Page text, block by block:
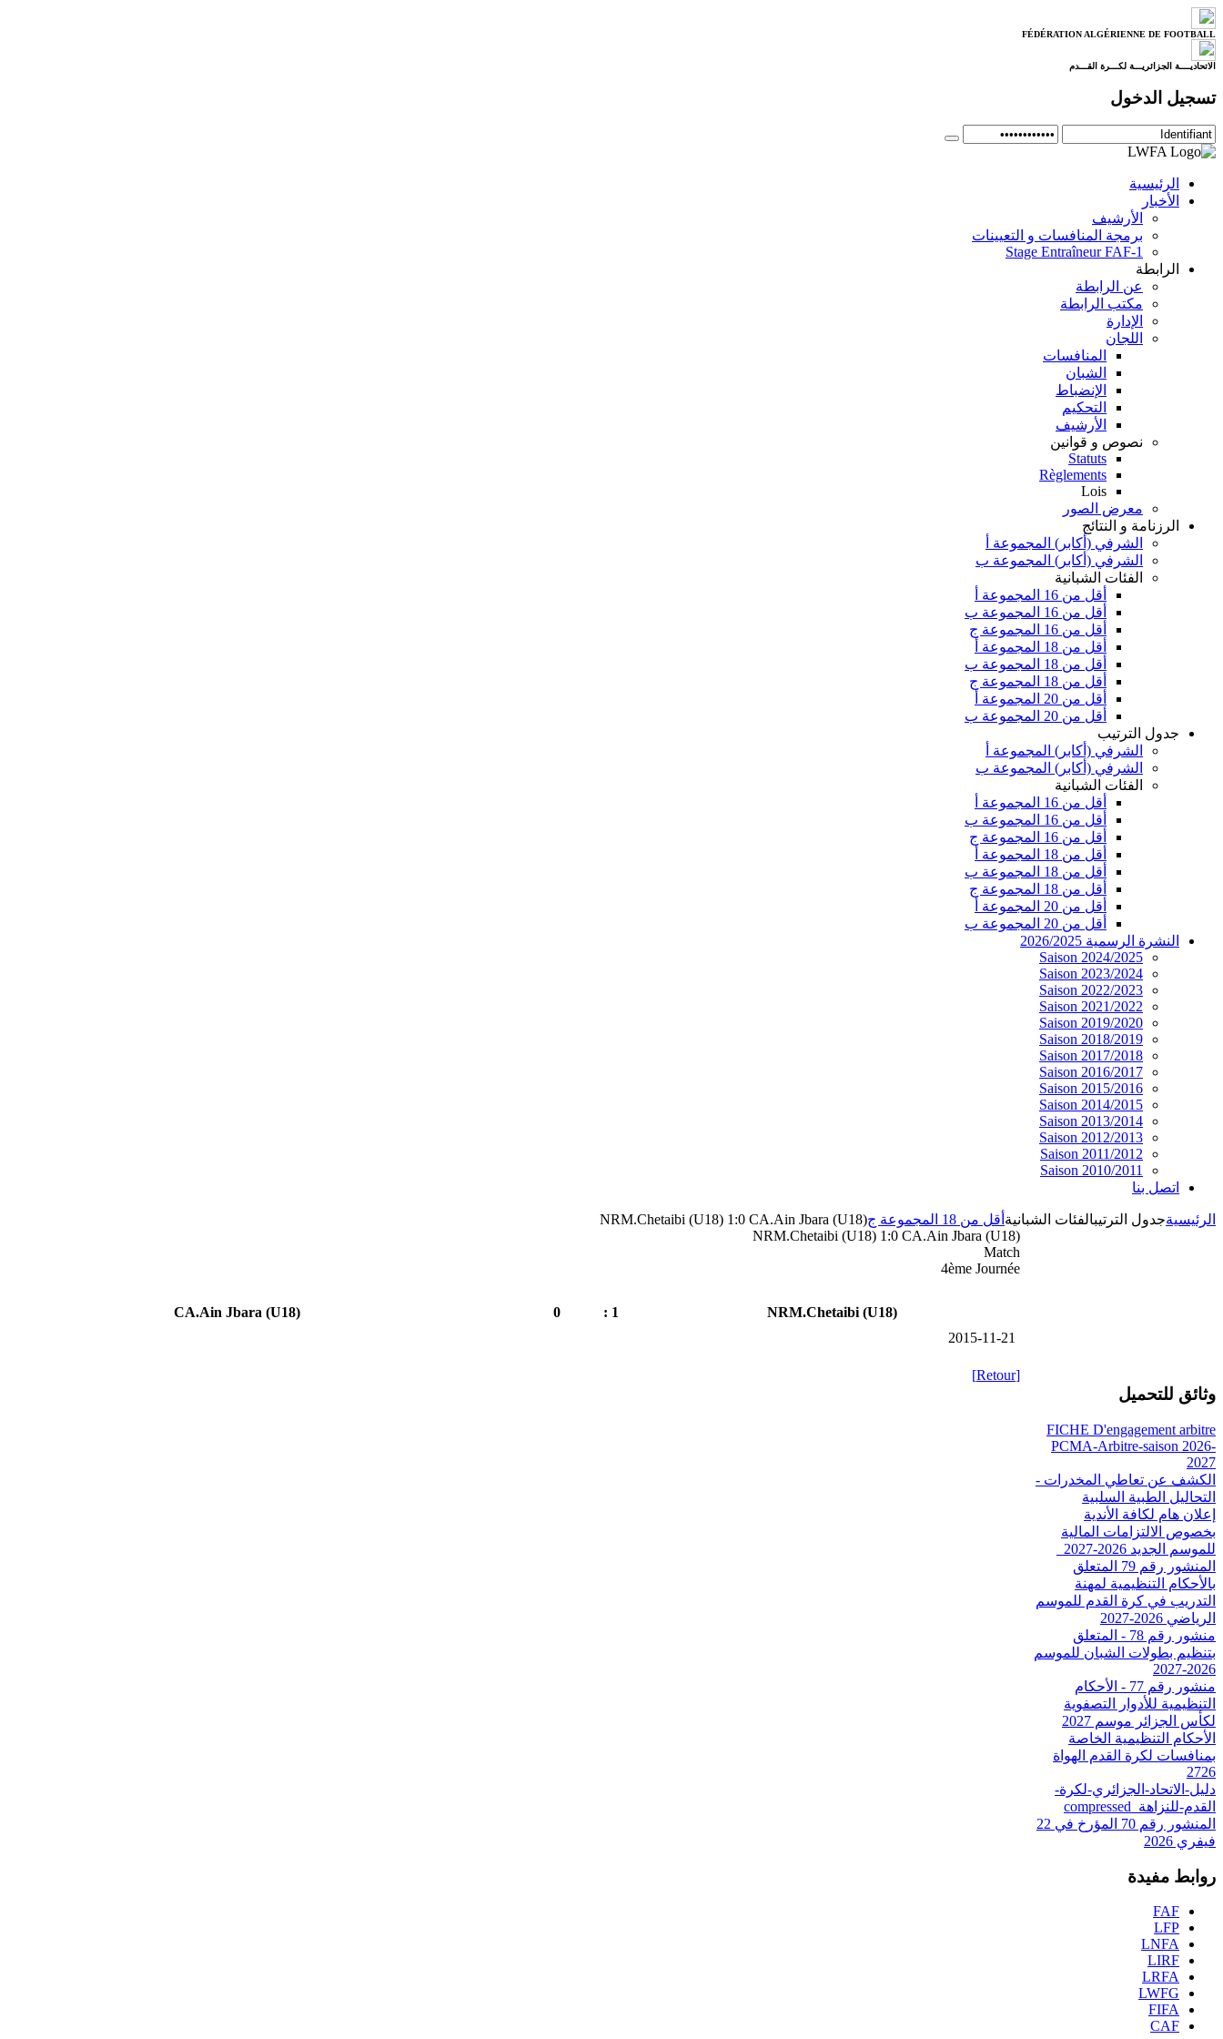
FÉDÉRATION ALGÉRIENNE DE FOOTBALL
الاتحاديــــة الجزائريـــة لكـــرة القـــدم
تسجيل الدخول
الرئيسية
الأخبار
الأرشيف
برمجة المنافسات و التعيينات
Stage Entraîneur FAF-1
الرابطة
عن الرابطة
مكتب الرابطة
الإدارة
اللجان
المنافسات
الشبان
الإنضباط
التحكيم
الأرشيف
نصوص و قوانين
Statuts
Règlements
Lois
معرض الصور
الرزنامة و النتائج
الشرفي (أكابر) المجموعة أ
الشرفي (أكابر) المجموعة ب
الفئات الشبانية
أقل من 16 المجموعة أ
أقل من 16 المجموعة ب
أقل من 16 المجموعة ج
أقل من 18 المجموعة أ
أقل من 18 المجموعة ب
أقل من 18 المجموعة ج
أقل من 20 المجموعة أ
أقل من 20 المجموعة ب
جدول الترتيب
الشرفي (أكابر) المجموعة أ
الشرفي (أكابر) المجموعة ب
الفئات الشبانية
أقل من 16 المجموعة أ
أقل من 16 المجموعة ب
أقل من 16 المجموعة ج
أقل من 18 المجموعة أ
أقل من 18 المجموعة ب
أقل من 18 المجموعة ج
أقل من 20 المجموعة أ
أقل من 20 المجموعة ب
النشرة الرسمية 2026/2025
Saison 2024/2025
Saison 2023/2024
Saison 2022/2023
Saison 2021/2022
Saison 2019/2020
Saison 2018/2019
Saison 2017/2018
Saison 2016/2017
Saison 2015/2016
Saison 2014/2015
Saison 2013/2014
Saison 2012/2013
Saison 2011/2012
Saison 2010/2011
اتصل بنا
الرئيسيةجدول الترتيبالفئات الشبانية أقل من 18 المجموعة ج
NRM.Chetaibi (U18) 1:0 CA.Ain Jbara (U18)
NRM.Chetaibi (U18) 1:0 CA.Ain Jbara (U18)
Match
4ème Journée
NRM.Chetaibi (U18)
1 :
0
CA.Ain Jbara (U18)
2015-11-21
[Retour]
وثائق للتحميل
FICHE D'engagement arbitre
PCMA-Arbitre-saison 2026-
2027
الكشف عن تعاطي المخدرات -
التحاليل الطبية السلبية
إعلان هام لكافة الأندية
بخصوص الالتزامات المالية
للموسم الجديد 2026-2027_
المنشور رقم 79 المتعلق
بالأحكام التنظيمية لمهنة
التدريب في كرة القدم للموسم
الرياضي 2026-2027
منشور رقم 78 - المتعلق
بتنظيم بطولات الشبان للموسم
2026-2027
منشور رقم 77 - الأحكام
التنظيمية للأدوار التصفوية
لكأس الجزائر موسم 2027
الأحكام التنظيمية الخاصة
بمنافسات لكرة القدم الهواة
2726
دليل-الاتحاد-الجزائري-لكرة-
القدم-للنزاهة_compressed
المنشور رقم 70 المؤرخ في 22
فيفري 2026
روابط مفيدة
FAF
LFP
LNFA
LIRF
LRFA
LWFG
FIFA
CAF